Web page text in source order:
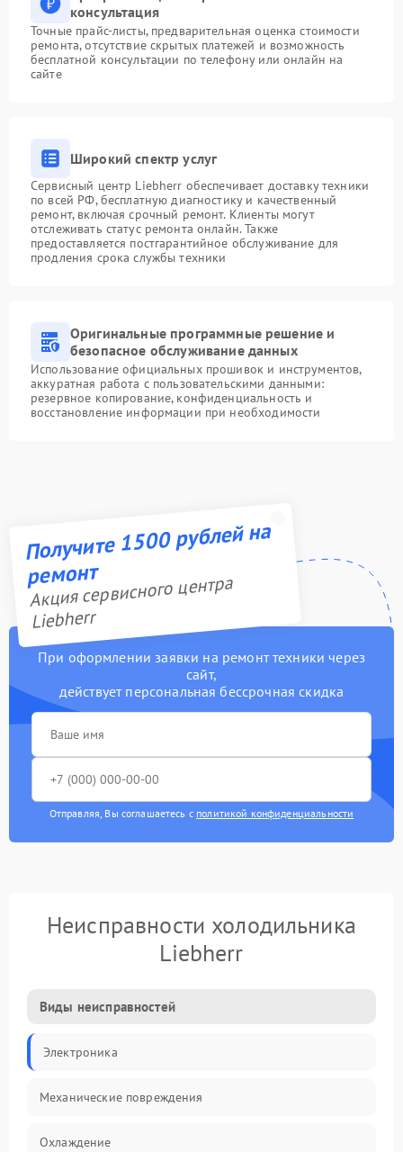
консультация
Точные прайс-листы, предварительная оценка стоимости
ремонта, отсутствие скрытых платежей и возможность
бесплатной консультации по телефону или онлайн на
сайте
Широкий спектр услуг
Сервисный центр Liebherr обеспечивает доставку техники
по всей РФ, бесплатную диагностику и качественный
ремонт, включая срочный ремонт. Клиенты могут
отслеживать статус ремонта онлайн. Также
предоставляется постгарантийное обслуживание для
продления срока службы техники
Оригинальные программные решение и
безопасное обслуживание данных
Использование официальных прошивок и инструментов,
аккуратная работа с пользовательскими данными:
резервное копирование, конфиденциальность и
восстановление информации при необходимости
Получите 1500 рублей на
ремонт
Акция сервисного центра
Liebherr
При оформлении заявки на ремонт техники через
сайт,
действует персональная бессрочная скидка
Отправляя, Вы соглашаетесь с политикой конфиденциальности
Неисправности холодильника
Liebherr
Виды неисправностей
Электроника
Механические повреждения
Охлаждение